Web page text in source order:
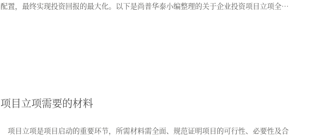
配置，最终实现投资回报的最大化。以下是尚普华泰小编整理的关于企业投资项目立项全
项目立项需要的材料
项目立项是项目启动的重要环节，所需材料需全面、规范证明项目的可行性、必要性及合